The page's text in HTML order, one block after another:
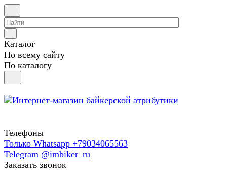
Каталог
По всему сайту
По каталогу
Телефоны
Только Whatsapp +79034065563
Telegram @imbiker_ru
Заказать звонок